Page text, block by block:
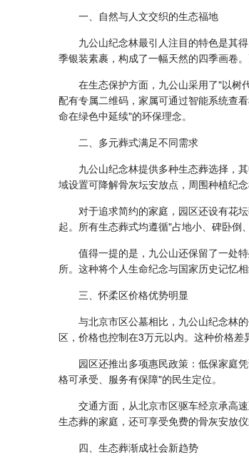
一、自然与人文交织的生态福地
九公山纪念林最引人注目的特色是其
季银装素裹，构成了一幅天然的四季画卷
在生态保护方面，九公山采用了"以树
配有专属二维码，家属可通过智能系统查
命在绿色中延续"的环保理念。
二、多元葬式满足不同需求
九公山纪念林提供多种生态葬选择，
域设置可降解骨灰坛安放点，周围种植纪
对于追求简约的家庭，园区还设有花
起。所有生态葬式均遵循"占地小、碑卧倒
值得一提的是，九公山还保留了一处
所。这种将个人生命纪念与国家历史记忆
三、怀柔区价格优势明显
与北京市区公墓相比，九公山纪念林
区，价格也控制在3万元以内。这种价格
园区还推出多项惠民政策：低保家庭
格可承受、服务有保障"的民生定位。
交通方面，从北京市区驱车经京承高
生态葬的家庭，还可享受免费的骨灰安放
四、生态葬渐成社会新趋势